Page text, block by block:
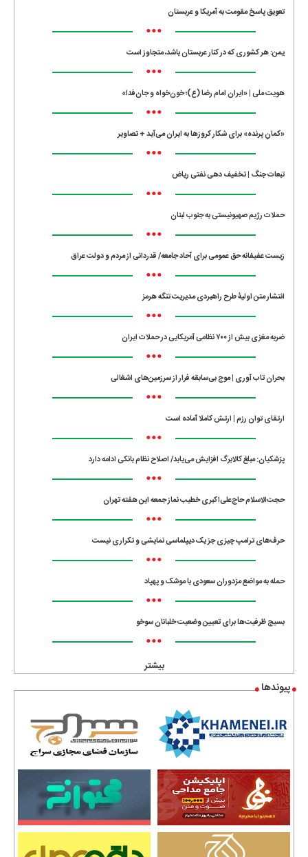
تعویق پاسخ مقومت به آمریکا و عربستان
•••
یمن: هر کشوری که در کنار عربستان باشد، متجاوز است
•••
هویت ملی | «ایران امام رضا (ع)؛ خون‌خواه و جان‌فدا»
•••
«کمانِ پرنده» برای شکار کروزها به ایران می‌آید + تصاویر
•••
تبعات جنگ | تخفیف دهی نفتی ریاض
•••
حملات رژیم صهیونیستی به جنوب لبنان
•••
زیست عفیفانه حق عمومی برای آحاد جامعه/ قدردانی از مردم و دولت عراق
•••
انتشار متن اولیۀ طرح راهبردی مدیریت تنگه هرمز
•••
ضربه مغزی بیش از ۷۰۰ نظامی آمریکایی در حملات ایران
•••
بحران تاب آوری | موج بی‌سابقه فرار از سرزمین‌های اشغالی
•••
ارتقای توان رزم | ارتش کاملا آماده است
•••
پزشکیان: مبلغ کالابرگ افزایش می‌یابد/ اصلاح نظام بانکی ادامه دارد
•••
حجت‌الاسلام حاج‌علی‌اکبری خطیب نماز جمعه این هفته تهران
•••
حرف‌های ترامپ چیزی جز یک دیپلماسی نمایشی و تکراری نیست
•••
حمله به مواضع مزدوران سعودی با موشک و پهپاد
•••
بسیج ظرفیت‌ها برای تعیین وضعیت خلبانان سوخو
•••
بیشتر
پیوندها